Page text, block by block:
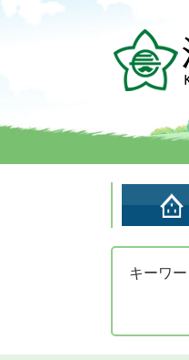
頭
す。
飛
し
キーワ